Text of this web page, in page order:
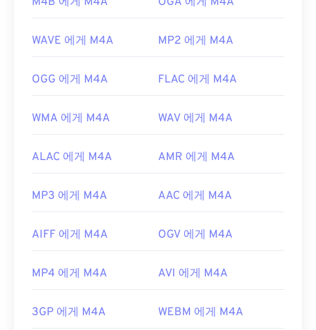
https://www.loc.gov/preservation/digital/formats/fdd/
WAVE 에게 M4A MP2 에게 M4A
OGG 에게 M4A FLAC 에게 M4A
WMA 에게 M4A WAV 에게 M4A
ALAC 에게 M4A AMR 에게 M4A
MP3 에게 M4A AAC 에게 M4A
AIFF 에게 M4A OGV 에게 M4A
MP4 에게 M4A AVI 에게 M4A
3GP 에게 M4A WEBM 에게 M4A